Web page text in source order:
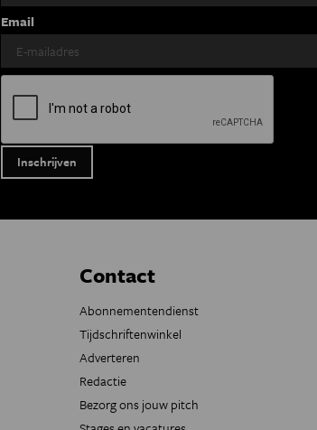
Email
Contact
Abonnementendienst
Tijdschriftenwinkel
Adverteren
Redactie
Bezorg ons jouw pitch